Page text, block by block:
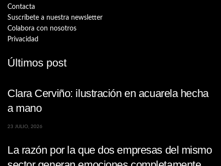
Contacta
Suscríbete a nuestra newsletter
Colabora con nosotros
Privacidad
Últimos post
Clara Cerviño: ilustración en acuarela hecha
a mano
23 JULIO, 2026
La razón por la que dos empresas del mismo